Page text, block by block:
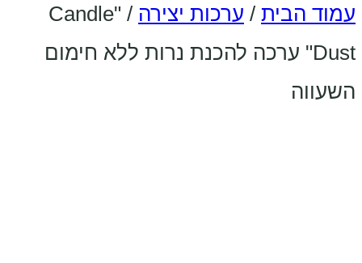
עמוד הבית / ערכות יצירה
/ "Candle
Dust" ערכה להכנת נרות ללא חימום
השעווה